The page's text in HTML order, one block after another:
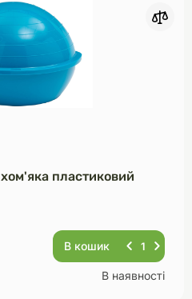
пластиковий
В кошик
В наявності